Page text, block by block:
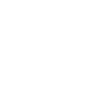
ни одного